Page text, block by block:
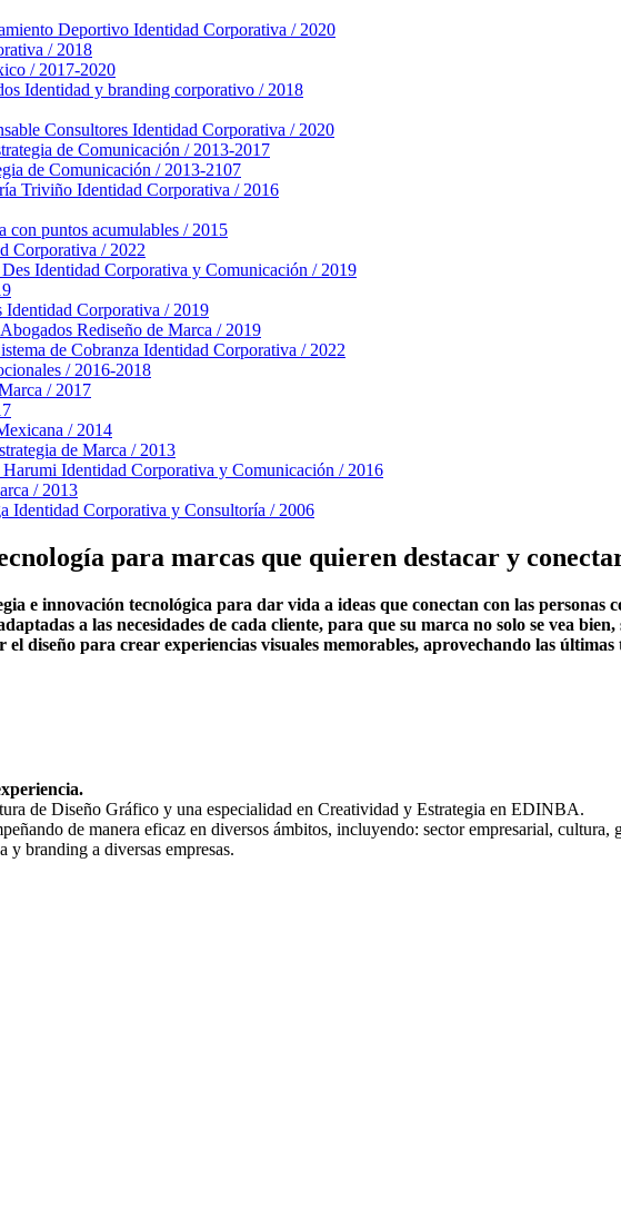
Deportivo Identidad Corporativa / 2020
/ 2018
/ 2017-2020
Identidad y branding corporativo / 2018
Consultores Identidad Corporativa / 2020
de Comunicación / 2013-2017
de Comunicación / 2013-2107
Triviño Identidad Corporativa / 2016
con puntos acumulables / 2015
Corporativa / 2022
Identidad Corporativa y Comunicación / 2019
Identidad Corporativa / 2019
Rediseño de Marca / 2019
de Cobranza Identidad Corporativa / 2022
/ 2016-2018
/ 2017
/ 2014
de Marca / 2013
Harumi Identidad Corporativa y Comunicación / 2016
/ 2013
Identidad Corporativa y Consultoría / 2006
para marcas que quieren destacar y
e innovación tecnológica para dar vida a ideas que conectan con las personas
a las necesidades de cada cliente, para que su marca no solo se vea
diseño para crear experiencias visuales memorables, aprovechando las
de Diseño Gráfico y una especialidad en Creatividad y Estrategia en EDINBA.
de manera eficaz en diversos ámbitos, incluyendo: sector empresarial, cultura,
y branding a diversas empresas.